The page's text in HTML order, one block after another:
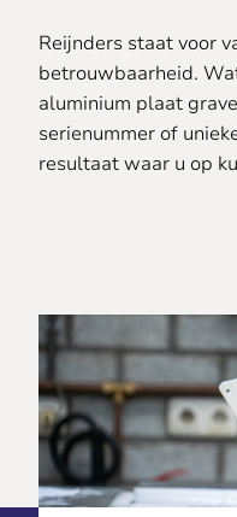
Reijnders staat voor
betrouwbaarheid.
aluminium plaat
serienummer of
resultaat waar u op